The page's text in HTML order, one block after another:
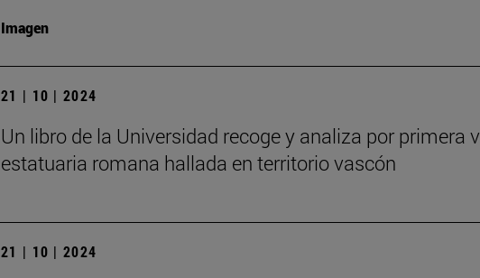
Imagen
21 | 10 | 2024
Un libro de la Universidad recoge y analiza por primera
estatuaria romana hallada en territorio vascón
21 | 10 | 2024